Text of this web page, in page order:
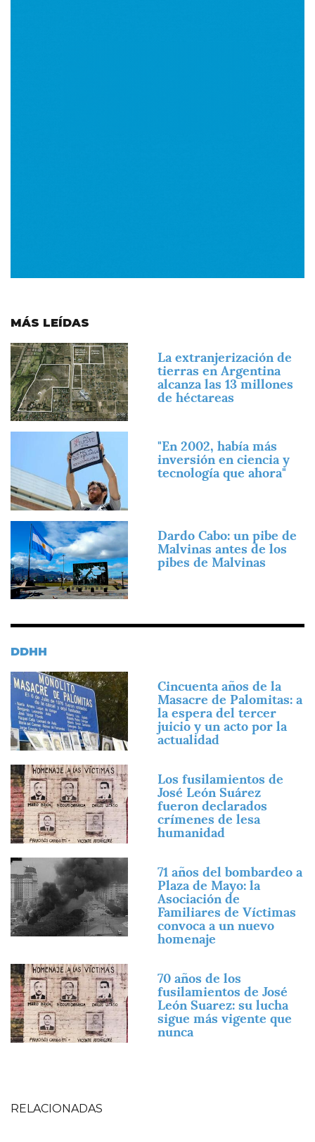
MÁS LEÍDAS
Imagen
La extranjerización de
tierras en Argentina
alcanza las 13 millones
de héctareas
"En 2002, había más
inversión en ciencia y
tecnología que ahora"
Imagen
Dardo Cabo: un pibe de
Malvinas antes de los
pibes de Malvinas
DDHH
Imagen
Cincuenta años de la
Masacre de Palomitas: a
la espera del tercer
juicio y un acto por la
actualidad
Imagen
Los fusilamientos de
José León Suárez
fueron declarados
crímenes de lesa
humanidad
Imagen
71 años del bombardeo a
Plaza de Mayo: la
Asociación de
Familiares de Víctimas
convoca a un nuevo
homenaje
Imagen
70 años de los
fusilamientos de José
León Suarez: su lucha
sigue más vigente que
nunca
RELACIONADAS